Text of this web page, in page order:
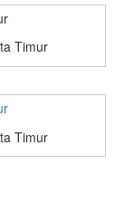
Timur
Timur